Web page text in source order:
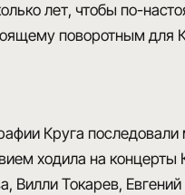
лет, чтобы по-
поворотным для
Круга
ходила на
Вилли Токарев,